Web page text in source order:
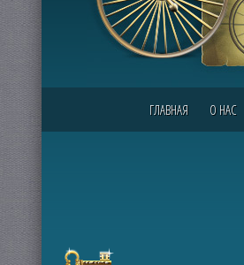
ГЛАВНАЯ О НАС